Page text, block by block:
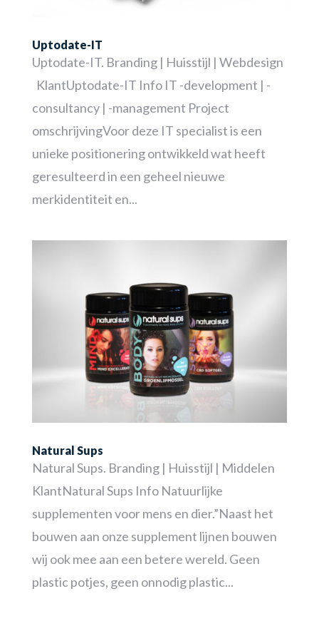
Uptodate-IT
Uptodate-IT. Branding | Huisstijl | Webdesign
KlantUptodate-IT Info IT -development | -
consultancy | -management Project
omschrijvingVoor deze IT specialist is een
unieke positionering ontwikkeld wat heeft
geresulteerd in een geheel nieuwe
merkidentiteit en...
Natural Sups
Natural Sups. Branding | Huisstijl | Middelen
KlantNatural Sups Info Natuurlijke
supplementen voor mens en dier.”Naast het
bouwen aan onze supplement lijnen bouwen
wij ook mee aan een betere wereld. Geen
plastic potjes, geen onnodig plastic...